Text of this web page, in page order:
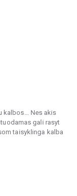
kalbos… Nes akis
gali rasyt
taisyklinga kalba